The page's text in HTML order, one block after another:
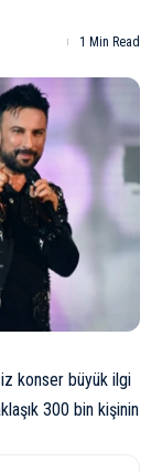
1 Min Read
konser büyük ilgi
300 bin kişinin